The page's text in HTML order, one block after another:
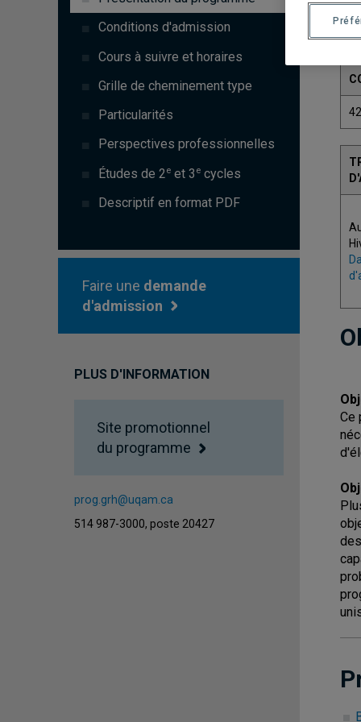
Conditions d'admission
Cours à suivre et horaires
Grille de cheminement type
Particularités
Perspectives professionnelles
Études de 2 e et 3 e cycles
Descriptif en format PDF
Faire une demande
d'admission
PLUS D'INFORMATION
Site promotionnel
du programme
prog.grh@uqam.ca
514 987-3000, poste 20427
Ce